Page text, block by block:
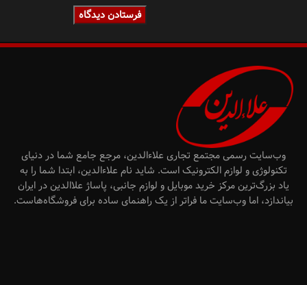
وب‌سایت رسمی مجتمع تجاری علاءالدین، مرجع جامع شما در دنیای
تکنولوژی و لوازم الکترونیک است. شاید نام علاءالدین، ابتدا شما را به
یاد بزرگ‌ترین مرکز خرید موبایل و لوازم جانبی، پاساژ علاالدین در ایران
بیاندازد، اما وب‌سایت ما فراتر از یک راهنمای ساده برای فروشگاه‌هاست.